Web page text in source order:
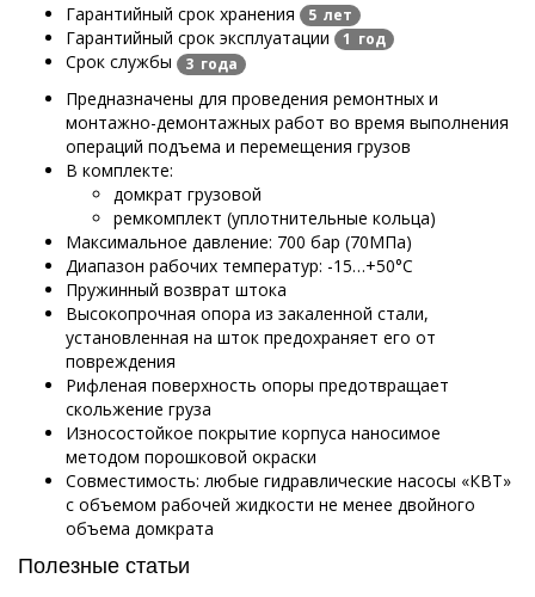
Гарантийный срок хранения 5 лет
Гарантийный срок эксплуатации 1 год
Срок службы 3 года
Предназначены для проведения ремонтных и
монтажно-демонтажных работ во время выполнения
операций подъема и перемещения грузов
В комплекте:
домкрат грузовой
ремкомплект (уплотнительные кольца)
Максимальное давление: 700 бар (70МПа)
Диапазон рабочих температур: -15…+50°С
Пружинный возврат штока
Высокопрочная опора из закаленной стали,
установленная на шток предохраняет его от
повреждения
Рифленая поверхность опоры предотвращает
скольжение груза
Износостойкое покрытие корпуса наносимое
методом порошковой окраски
Совместимость: любые гидравлические насосы «КВТ»
с объемом рабочей жидкости не менее двойного
объема домкрата
Полезные статьи